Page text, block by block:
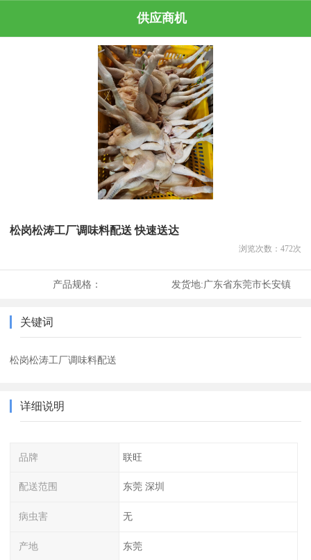
供应商机
松岗松涛工厂调味料配送 快速送达
浏览次数： 472次
产品规格： 发货地:广东省东莞市长安镇
关键词
松岗松涛工厂调味料配送
详细说明
品牌 联旺
配送范围 东莞 深圳
病虫害 无
产地 东莞